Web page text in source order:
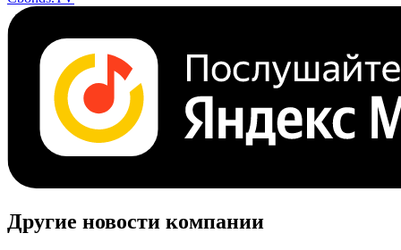
Другие новости компании